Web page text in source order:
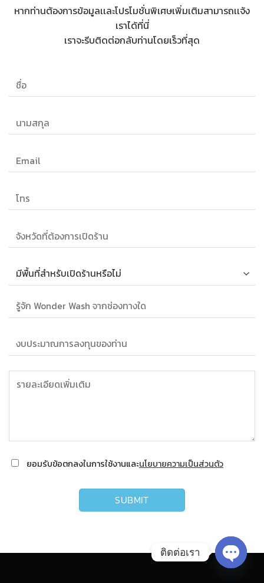
หากท่านต้องการข้อมูลเเละโปรโมชั่นพิเศษเพิ่มเติมสามารถเเจ้ง
เราได้ที่นี่
เราจะรีบติดต่อกลับท่านโดยเร็วที่สุด
ยอมรับข้อตกลงในการใช้งานและนโยบายความเป็นส่วนตัว
ติดต่อเรา